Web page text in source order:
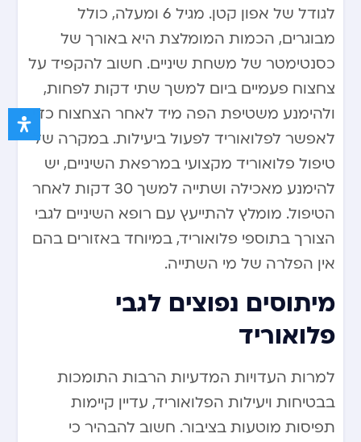
לגודל של אפון קטן. מגיל 6 ומעלה, כולל
מבוגרים, הכמות המומלצת היא באורך של
כסנטימטר של משחת שיניים. חשוב להקפיד על
צחצוח פעמיים ביום למשך שתי דקות לפחות,
ולהימנע משטיפת הפה מיד לאחר הצחצוח כדי
לאפשר לפלואוריד לפעול ביעילות. במקרה של
טיפול פלואוריד מקצועי במרפאת השיניים, יש
להימנע מאכילה ושתייה למשך 30 דקות לאחר
הטיפול. מומלץ להתייעץ עם רופא השיניים לגבי
הצורך בתוספי פלואוריד, במיוחד באזורים בהם
אין הפלרה של מי השתייה.
מיתוסים נפוצים לגבי
פלואוריד
למרות העדויות המדעיות הרבות התומכות
בבטיחות ויעילות הפלואוריד, עדיין קיימות
תפיסות מוטעות בציבור. חשוב להבהיר כי